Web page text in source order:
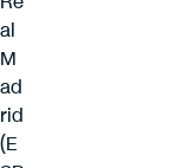
al
M
ad
rid
(E